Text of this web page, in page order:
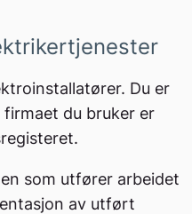
Du er
du bruker er
som utfører arbeidet
av utført